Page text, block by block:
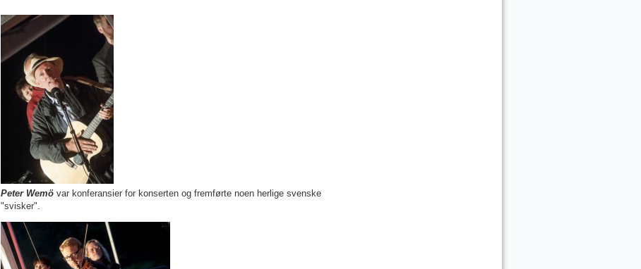
Peter Wemö var konferansier for konserten og fremførte noen herlige svenske
"svisker".